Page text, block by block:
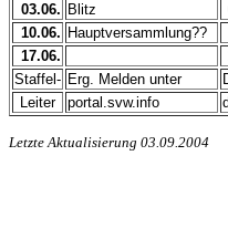
03.06. Blitz
10.06. Hauptversammlung??
17.06.
Staffel- Erg. Melden unter
Leiter
portal.svw.info
Letzte Aktualisierung 03.09.2004